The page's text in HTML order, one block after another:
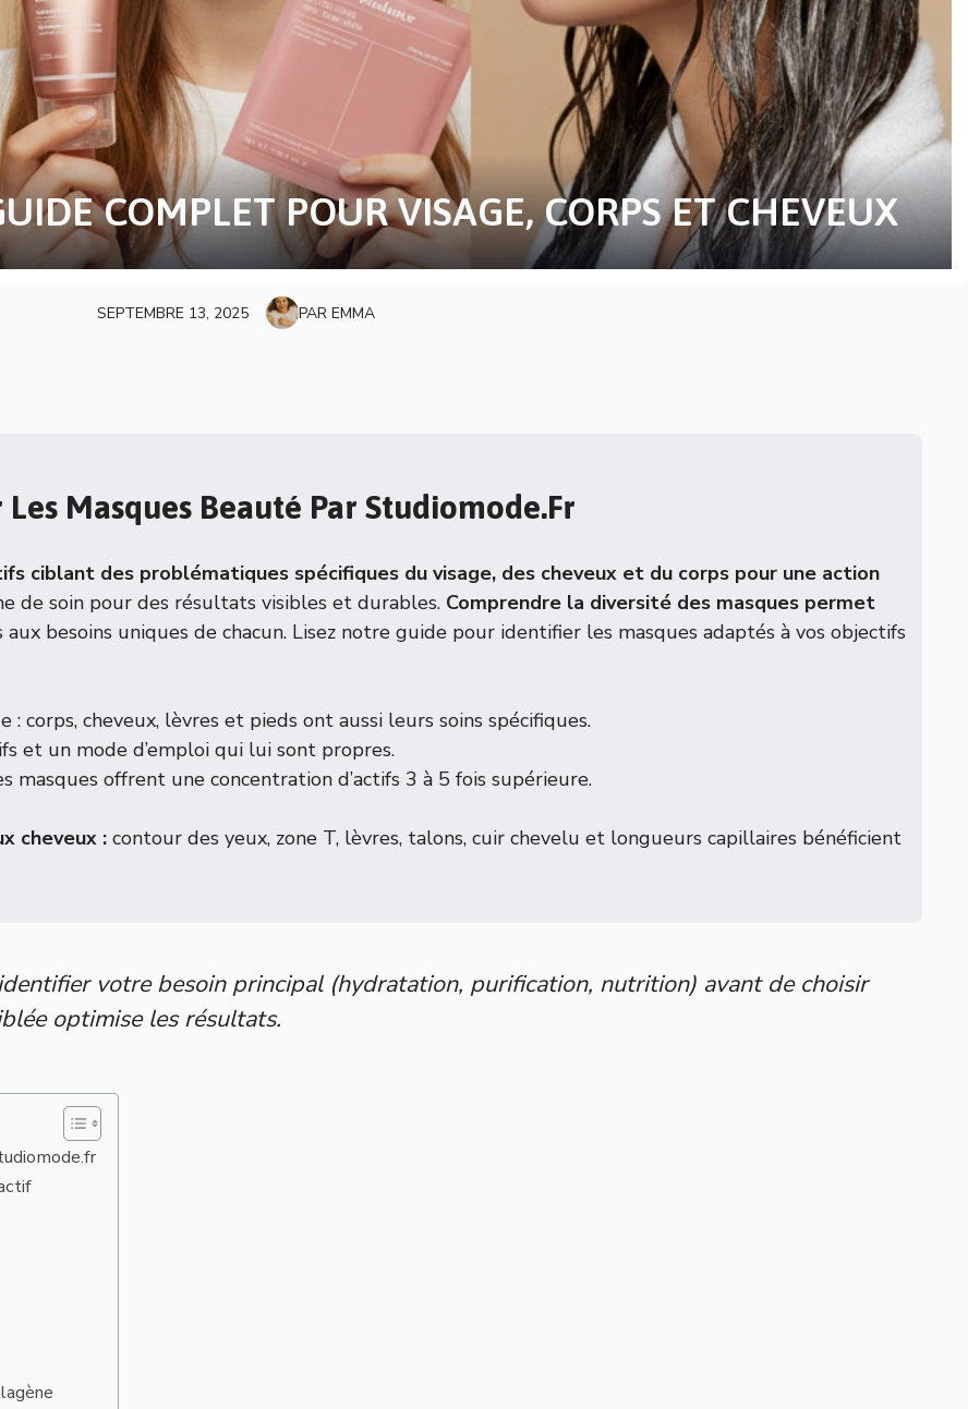
COMPLET POUR VISAGE, CORPS ET CHEVEUX
SEPTEMBRE 13, 2025 PAR EMMA
Les Masques Beauté Par Studiomode.fr
ciblant des problématiques spécifiques du visage, des cheveux et du corps pour une action
de soin pour des résultats visibles et durables. Comprendre la diversité des masques permet
aux besoins uniques de chacun. Lisez notre guide pour identifier les masques adaptés à vos objectifs
: corps, cheveux, lèvres et pieds ont aussi leurs soins spécifiques.
et un mode d’emploi qui lui sont propres.
masques offrent une concentration d’actifs 3 à 5 fois supérieure.
cheveux : contour des yeux, zone T, lèvres, talons, cuir chevelu et longueurs capillaires bénéficient
votre besoin principal (hydratation, purification, nutrition) avant de choisir
optimise les résultats.